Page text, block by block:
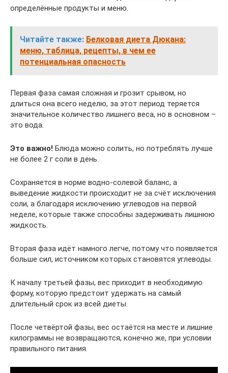
определённые продукты и меню.
Читайте также: Белковая диета Дюкана:
меню, таблица, рецепты, в чем ее
потенциальная опасность
Первая фаза самая сложная и грозит срывом, но
длиться она всего неделю, за этот период теряется
значительное количество лишнего веса, но в основном –
это вода.
Это важно! Блюда можно солить, но потреблять лучше
не более 2 г соли в день.
Сохраняется в норме водно-солевой баланс, а
выведение жидкости происходит не за счёт исключения
соли, а благодаря исключению углеводов на первой
неделе, которые также способны задерживать лишнюю
жидкость.
Вторая фаза идёт намного легче, потому что появляется
больше сил, источником которых становятся углеводы.
К началу третьей фазы, вес приходит в необходимую
форму, которую предстоит удержать на самый
длительный срок из всей диеты.
После четвёртой фазы, вес остаётся на месте и лишние
килограммы не возвращаются, конечно же, при условии
правильного питания.